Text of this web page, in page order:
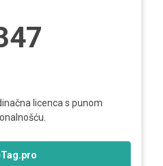
licenca s punom